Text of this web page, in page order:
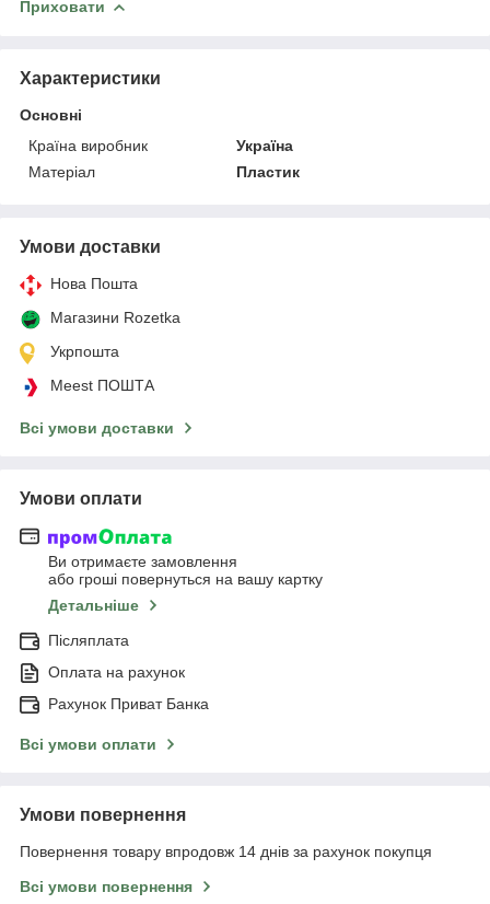
Приховати
Характеристики
Основні
Країна виробник
Україна
Матеріал
Пластик
Умови доставки
Нова Пошта
Магазини Rozetka
Укрпошта
Meest ПОШТА
Всі умови доставки
Умови оплати
Ви отримаєте замовлення
або гроші повернуться на вашу картку
Детальніше
Післяплата
Оплата на рахунок
Рахунок Приват Банка
Всі умови оплати
Умови повернення
Повернення товару впродовж 14 днів за рахунок покупця
Всі умови повернення